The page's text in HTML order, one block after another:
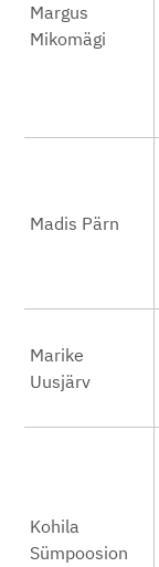
Margus
Mikomägi
Madis Pärn
Marike
Uusjärv
Kohila
Sümpoosion